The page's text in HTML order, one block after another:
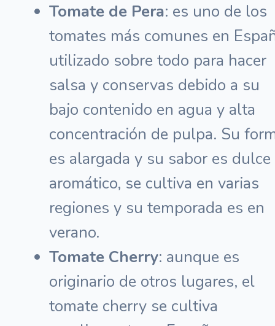
Tomate de Pera: es uno de los
tomates más comunes en
utilizado sobre todo para hacer
salsa y conservas debido a su
bajo contenido en agua y alta
concentración de pulpa. Su
es alargada y su sabor es dulce
aromático, se cultiva en varias
regiones y su temporada es en
verano.
Tomate Cherry: aunque es
originario de otros lugares, el
tomate cherry se cultiva